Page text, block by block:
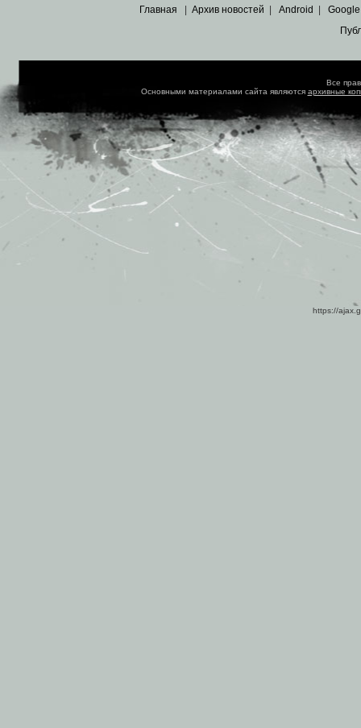
Главная Архив новостей Android Google
Все
Основными материалами сайта являются архивные
https://